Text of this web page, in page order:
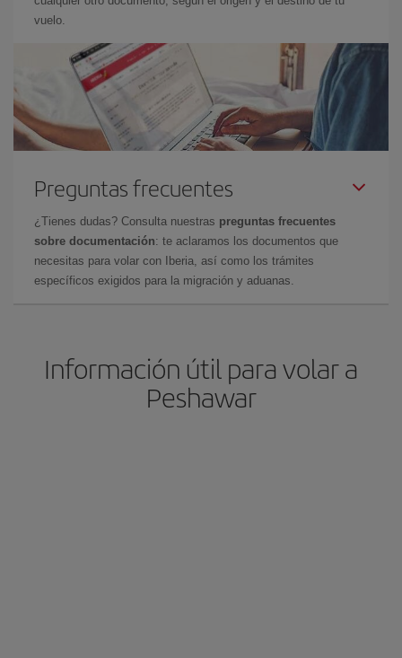
vuelo.
Preguntas frecuentes
¿Tienes dudas? Consulta nuestras preguntas frecuentes
sobre documentación: te aclaramos los documentos que
necesitas para volar con Iberia, así como los trámites
específicos exigidos para la migración y aduanas.
Información útil para volar a
Peshawar